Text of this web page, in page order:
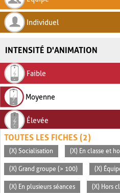
Individuel
INTENSITÉ D'ANIMATION
Faible
Moyenne
Élevée
TOUTES LES FICHES (2)
(X) Socialisation (X) En classe et
(X) Grand groupe (> 100) (X)
(X) En plusieurs séances (X) Hors